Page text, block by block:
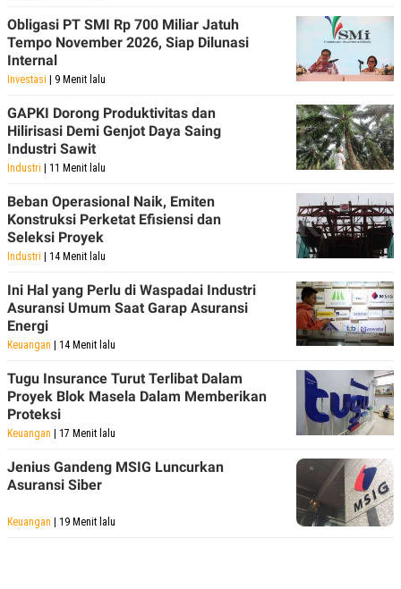
Obligasi PT SMI Rp 700 Miliar Jatuh
Tempo November 2026, Siap Dilunasi
Internal
Investasi | 9 Menit lalu
GAPKI Dorong Produktivitas dan
Hilirisasi Demi Genjot Daya Saing
Industri Sawit
Industri | 11 Menit lalu
Beban Operasional Naik, Emiten
Konstruksi Perketat Efisiensi dan
Seleksi Proyek
Industri | 14 Menit lalu
Ini Hal yang Perlu di Waspadai Industri
Asuransi Umum Saat Garap Asuransi
Energi
Keuangan | 14 Menit lalu
Tugu Insurance Turut Terlibat Dalam
Proyek Blok Masela Dalam Memberikan
Proteksi
Keuangan | 17 Menit lalu
Jenius Gandeng MSIG Luncurkan
Asuransi Siber
Keuangan | 19 Menit lalu